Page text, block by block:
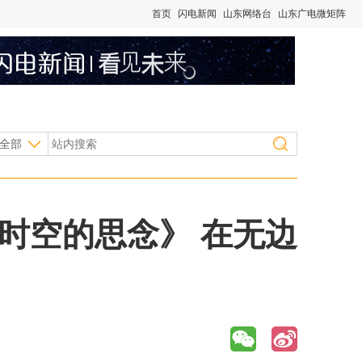
首页 闪电新闻 山东网络台 山东广电微矩阵
部
空的思念》 在无边